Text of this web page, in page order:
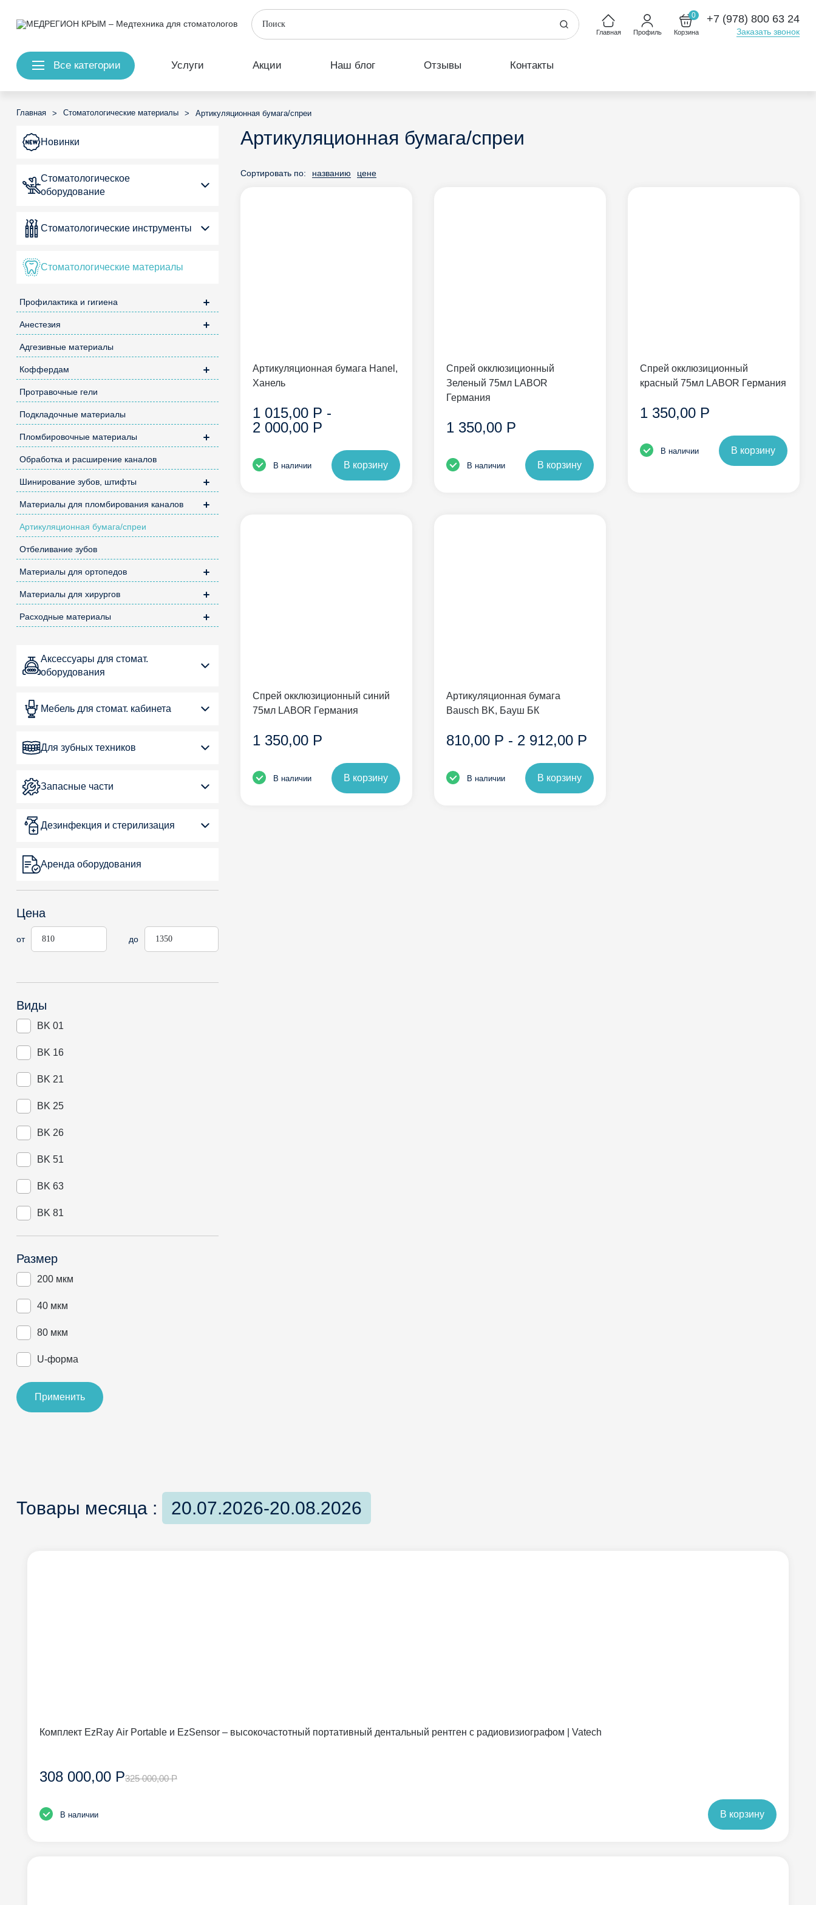
Главная Профиль
0
Корзина
+7 (978) 800 63 24
Заказать звонок
Все категории Услуги Акции Наш блог Отзывы Контакты
Главная > Стоматологические материалы > Артикуляционная бумага/спреи
Новинки
Стоматологическое
оборудование
Стоматологические инструменты
Стоматологические материалы
Профилактика и гигиена
Анестезия
Адгезивные материалы
Коффердам
Протравочные гели
Подкладочные материалы
Пломбировочные материалы
Обработка и расширение каналов
Шинирование зубов, штифты
Материалы для пломбирования каналов
Артикуляционная бумага/спреи
Отбеливание зубов
Материалы для ортопедов
Материалы для хирургов
Расходные материалы
Аксессуары для стомат.
оборудования
Мебель для стомат. кабинета
Для зубных техников
Запасные части
Дезинфекция и стерилизация
Аренда оборудования
Цена
от до
Виды
BK 01
BK 16
BK 21
BK 25
BK 26
BK 51
BK 63
BK 81
Размер
200 мкм
40 мкм
80 мкм
U-форма
Применить
Артикуляционная бумага/спреи
Сортировать по: названию цене
Артикуляционная бумага Hanel,
Ханель
1 015,00 Р -
2 000,00 Р
В наличии В корзину
Спрей окклюзиционный
Зеленый 75мл LABOR
Германия
1 350,00 Р
В наличии В корзину
Спрей окклюзиционный
красный 75мл LABOR Германия
1 350,00 Р
В наличии В корзину
Спрей окклюзиционный синий
75мл LABOR Германия
1 350,00 Р
В наличии В корзину
Артикуляционная бумага
Bausch BK, Бауш БК
810,00 Р - 2 912,00 Р
В наличии В корзину
Товары месяца : 20.07.2026-20.08.2026
Комплект EzRay Air Portable и EzSensor – высокочастотный портативный дентальный рентген с радиовизиографом | Vatech
308 000,00 Р325 000,00 Р
В наличии В корзину